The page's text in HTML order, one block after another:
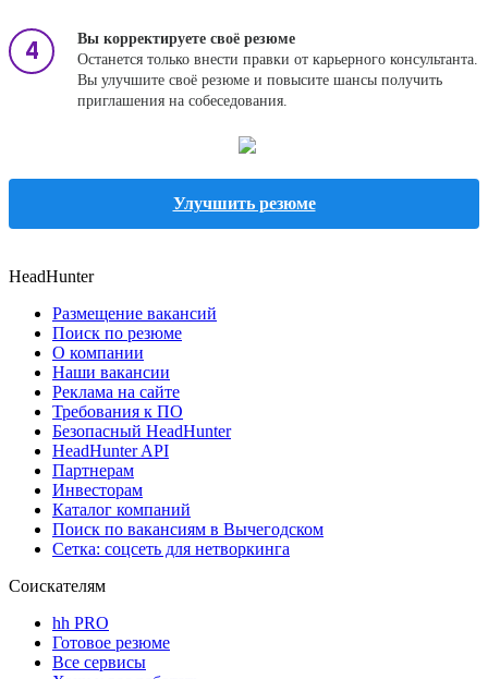
Вы корректируете своё резюме
Останется только внести правки от карьерного консультанта.
Вы улучшите своё резюме и повысите шансы получить
приглашения на собеседования.
Улучшить резюме
HeadHunter
Размещение вакансий
Поиск по резюме
О компании
Наши вакансии
Реклама на сайте
Требования к ПО
Безопасный HeadHunter
HeadHunter API
Партнерам
Инвесторам
Каталог компаний
Поиск по вакансиям в Вычегодском
Сетка: соцсеть для нетворкинга
Соискателям
hh PRO
Готовое резюме
Все сервисы